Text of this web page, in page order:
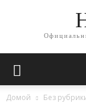
Домой Без